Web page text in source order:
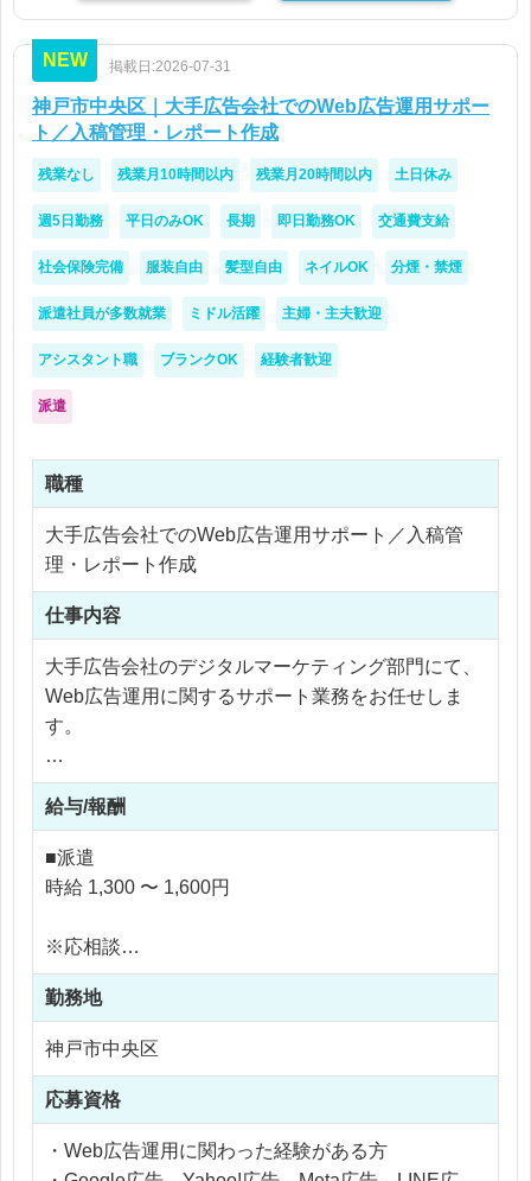
単なる進行管理だけではなく、Web制作に関する基
立って柔軟に調整できる方を求めています。
テクニカルディレクターに近い視点をお持ちの方
や、デザイン・コーディング・システム開発の流れ
を理解している方は特に歓迎されるポジションで
す。
【具体的な業務内容】
・Webサイト制作、改修案件のディレクション
・クライアントとの打ち合わせ、要件ヒアリング
・デザイナー、エンジニアへの制作指示
・グループ内リソース、外部パートナーとの連携
・見積もり、仕様、納期などの調整
・大型Webプロジェクトにおけるプロジェクト管理
・品質管理、納品までのディレクション業務
【求められる役割】
岡山に根ざしたWeb制作会社でありながら、大手企
業グループの一員として、地域企業から全国規模の
大手企業プロジェクトまで幅広い案件に関われるポ
ジションです。
バー・外部パートナーの間に立ちながら、案件を円
滑に前へ進めていただきます。
単なる進行管理ではなく、プロジェクト全体を見渡
し、必要に応じて社内外のリソースも活用しながら
・社内外の関係者と円滑にコミュニケーションを取
りながら業務を進められる方
NEW
掲載日:2026-07-31
神戸市中央区｜大手広告会社でのWeb広告運用サポー
ト／入稿管理・レポート作成
残業なし 残業月10時間以内 残業月20時間以内 土日休み
週5日勤務 平日のみOK 長期 即日勤務OK 交通費支給
社会保険完備 服装自由 髪型自由 ネイルOK 分煙・禁煙
派遣社員が多数就業 ミドル活躍 主婦・主夫歓迎
アシスタント職 ブランクOK 経験者歓迎
派遣
職種
大手広告会社でのWeb広告運用サポート／入稿管
理・レポート作成
仕事内容
大手広告会社のデジタルマーケティング部門にて、
Web広告運用に関するサポート業務をお任せしま
す。
主に担当いただくのは、Google広告を中心としたW
eb広告の入稿管理、配信内容のチェック、レポート
作成補助などです。
社員や運用会社と連携しながら、広告原稿の内容確
確認、配信スケジュールの管理、管理画面上での設
定確認などを行っていただきます。
また、広告配信後のレポート作成に向けて、各媒体
から数値を抽出し、Excelなどにデータを整える作
業も発生します。
CTR、CPC、CPA、CVR、ROASなどの基本的な
広告用語に触れたことがある方であれば、業務に入
りやすい内容です。
給与/報酬
■派遣
時給 1,300 〜 1,600円
※応相談
※ご経験により優遇
※交通費支給
※残業なし
勤務地
神戸市中央区
応募資格
・Web広告運用に関わった経験がある方